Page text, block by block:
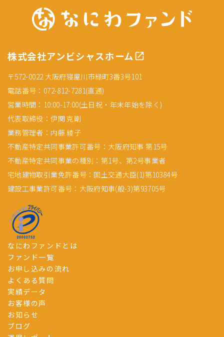
株式会社アンビシャスホーム
〒572-0022 大阪府寝屋川市緑町3番3号101
電話番号：072-812-7281(直通)
営業時間：10:00-17:00(土日祝・年末年始を除く)
代表取締役：伊関 克剛
業務管理者：内藤 綾子
不動産特定共同事業許可番号：大阪府知事 第15号
不動産特定共同事業の種別：第1号、第2号事業者
宅地建物取引業免許番号：国土交通大臣(1)第10384号
建設工事業許可番号：大阪府知事(般-3)第93705号
なにわファンドとは
ファンド一覧
お申し込みの流れ
よくある質問
実績データ
お客様の声
お知らせ
ブログ